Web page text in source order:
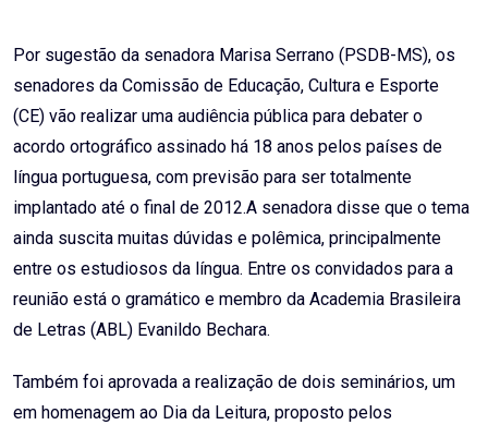
Por sugestão da senadora Marisa Serrano (PSDB-MS), os
senadores da Comissão de Educação, Cultura e Esporte
(CE) vão realizar uma audiência pública para debater o
acordo ortográfico assinado há 18 anos pelos países de
língua portuguesa, com previsão para ser totalmente
implantado até o final de 2012.A senadora disse que o tema
ainda suscita muitas dúvidas e polêmica, principalmente
entre os estudiosos da língua. Entre os convidados para a
reunião está o gramático e membro da Academia Brasileira
de Letras (ABL) Evanildo Bechara.
Também foi aprovada a realização de dois seminários, um
em homenagem ao Dia da Leitura, proposto pelos